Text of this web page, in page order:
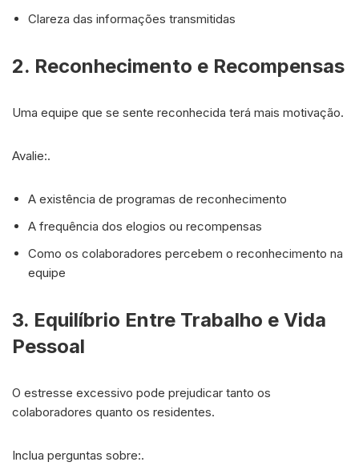
Clareza das informações transmitidas
2. Reconhecimento e Recompensas
Uma equipe que se sente reconhecida terá mais motivação.
Avalie:.
A existência de programas de reconhecimento
A frequência dos elogios ou recompensas
Como os colaboradores percebem o reconhecimento na
equipe
3. Equilíbrio Entre Trabalho e Vida
Pessoal
O estresse excessivo pode prejudicar tanto os
colaboradores quanto os residentes.
Inclua perguntas sobre:.